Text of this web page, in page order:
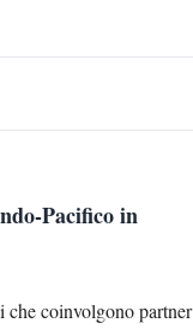
Pacifico in
che coinvolgono partner